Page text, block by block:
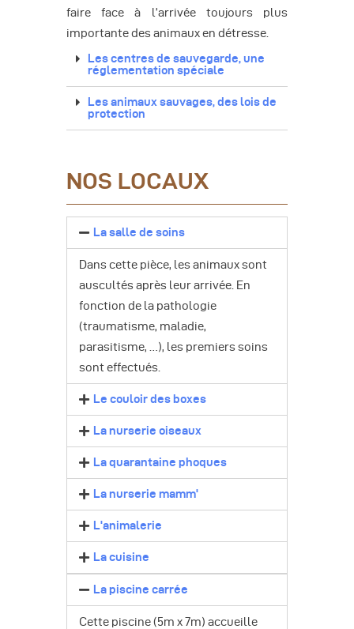
faire face à l’arrivée toujours plus
importante des animaux en détresse.
Les centres de sauvegarde, une
réglementation spéciale
Les animaux sauvages, des lois de
protection
NOS LOCAUX
La salle de soins
Dans cette pièce, les animaux sont
auscultés après leur arrivée. En
fonction de la pathologie
(traumatisme, maladie,
parasitisme, …), les premiers soins
sont effectués.
Le couloir des boxes
La nurserie oiseaux
La quarantaine phoques
La nurserie mamm'
L'animalerie
La cuisine
La piscine carrée
Cette piscine (5m x 7m) accueille